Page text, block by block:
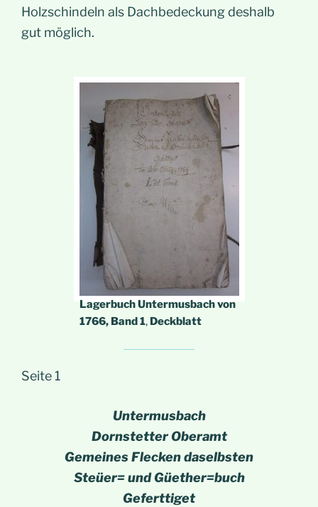
Holzschindeln als Dachbedeckung deshalb
gut möglich.
Lagerbuch Untermusbach von
1766, Band 1, Deckblatt
Seite 1
Untermusbach
Dornstetter Oberamt
Gemeines Flecken daselbsten
Steüer= und Güether=buch
Geferttiget